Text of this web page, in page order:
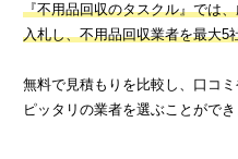
『不用品回収のタスクル』では
入札し、不用品回収業者を最大5
無料で見積もりを比較し、口コ
ピッタリの業者を選ぶことができ